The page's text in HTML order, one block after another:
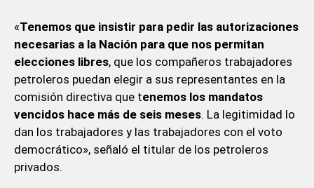
«Tenemos que insistir para pedir las autorizaciones
necesarias a la Nación para que nos permitan
elecciones libres, que los compañeros trabajadores
petroleros puedan elegir a sus representantes en la
comisión directiva que tenemos los mandatos
vencidos hace más de seis meses. La legitimidad lo
dan los trabajadores y las trabajadores con el voto
democrático», señaló el titular de los petroleros
privados.